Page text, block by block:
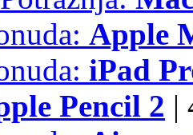
Apple
iPad
Pencil 2 |